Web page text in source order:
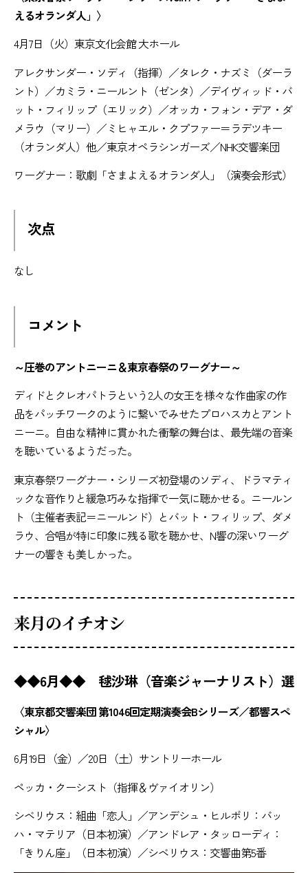
えるオランダ人」〉
4月7日（火）東京文化会館 大ホール
アレクサンダー・ソディ（指揮）／タレク・ナズミ（ダーラ
ント）／カミラ・ニールント（ゼンタ）／デイヴィッド・バ
ット・フィリップ（エリック）／オッカ・フォン・デア・ダ
メラウ（マリー）／ミヒャエル・クプファー＝ラデツキー
（オランダ人）他／東京オペラシンガーズ／NHK交響楽団
ワーグナー：歌劇「さまよえるオランダ人」（演奏会形式）
次点
なし
コメント
～圧巻のアントニーニ＆東京春祭のワーグナー～
ディドとクレオパトラという2人の女王を様々な作曲家の作
品をパッチワークのように繋いでみせたプロハスカとアント
ニーニ。自由な精神に貫かれた衝撃の舞台は、最先端の音楽
を聴いているようだった。
東京春祭ワーグナー・シリーズ初登場のソディ、ドラマティ
ックな音作りと緩急巧みな指揮で一気に聴かせる。ニールン
ト（主催者表記＝ニールンド）とバット・フィリップ、ダメ
ラウ、合唱が特に印象に残る歌を聴かせ、N響の深いワーグ
ナーの響きも美しかった。
来月のイチオシ
◆◆6月◆◆ 毬沙琳（音楽ジャーナリスト）選
〈東京都交響楽団 第1046回定期演奏会Bシリーズ／都響スペ
シャル〉
6月19日（金）／20日（土）サントリーホール
ペッカ・クーシスト（指揮＆ヴァイオリン）
シベリウス：組曲「恋人」／アンデシュ・ヒルボリ：バッ
ハ・マテリア（日本初演）／アンドレア・タッローディ：
「きりん座」（日本初演）／シベリウス：交響曲第5番